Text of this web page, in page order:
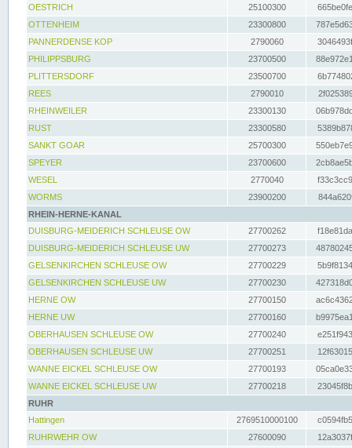
OESTRICH
25100300
OTTENHEIM
23300800
PANNERDENSE KOP
2790060
PHILIPPSBURG
23700500
PLITTERSDORF
23500700
REES
2790010
RHEINWEILER
23300130
RUST
23300580
SANKT GOAR
25700300
SPEYER
23700600
WESEL
2770040
WORMS
23900200
RHEIN-HERNE-KANAL
DUISBURG-MEIDERICH SCHLEUSE OW
27700262
DUISBURG-MEIDERICH SCHLEUSE UW
27700273
GELSENKIRCHEN SCHLEUSE OW
27700229
GELSENKIRCHEN SCHLEUSE UW
27700230
HERNE OW
27700150
HERNE UW
27700160
OBERHAUSEN SCHLEUSE OW
27700240
OBERHAUSEN SCHLEUSE UW
27700251
WANNE EICKEL SCHLEUSE OW
27700193
WANNE EICKEL SCHLEUSE UW
27700218
RUHR
Hattingen
2769510000100
RUHRWEHR OW
27600090